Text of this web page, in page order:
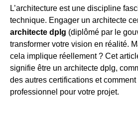
L’architecture est une discipline
technique. Engager un architecte
architecte dplg (diplômé par le
transformer votre vision en réalité.
cela implique réellement ? Cet
signifie être un architecte dplg,
des autres certifications et
professionnel pour votre projet.